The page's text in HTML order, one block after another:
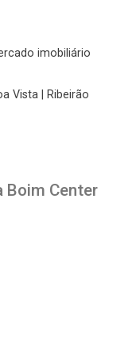
imobiliário
Vista | Ribeirão
Boim Center